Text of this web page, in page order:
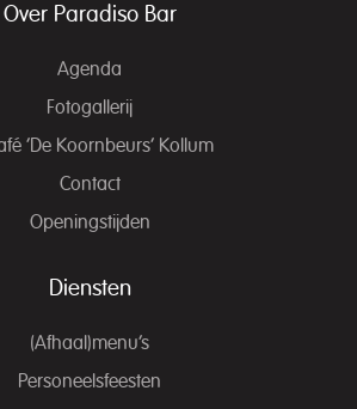
Over Paradiso Bar
Agenda
Fotogallerij
‘De Koornbeurs’ Kollum
Contact
Openingstijden
Diensten
(Afhaal)menu’s
Personeelsfeesten